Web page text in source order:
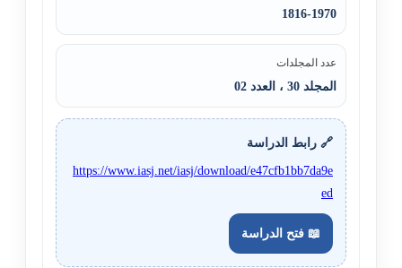
1816-1970
عدد المجلدات
المجلد 30 ، العدد 02
🔗 رابط الدراسة
https://www.iasj.net/iasj/download/e47cfb1bb7da9e
ed
📖 فتح الدراسة